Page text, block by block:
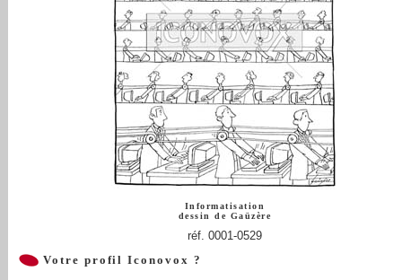
Informatisation
dessin de Gaüzère
réf. 0001-0529
Votre profil Iconovox ?